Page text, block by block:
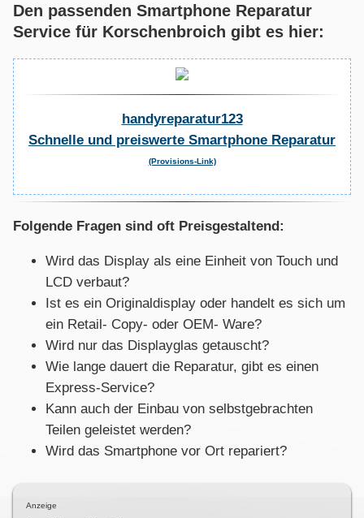
Den passenden Smartphone Reparatur
Service für Korschenbroich gibt es hier:
handyreparatur123
Schnelle und preiswerte Smartphone Reparatur
(Provisions-Link)
Folgende Fragen sind oft Preisgestaltend:
Wird das Display als eine Einheit von Touch und
LCD verbaut?
Ist es ein Originaldisplay oder handelt es sich um
ein Retail- Copy- oder OEM- Ware?
Wird nur das Displayglas getauscht?
Wie lange dauert die Reparatur, gibt es einen
Express-Service?
Kann auch der Einbau von selbstgebrachten
Teilen geleistet werden?
Wird das Smartphone vor Ort repariert?
Anzeige